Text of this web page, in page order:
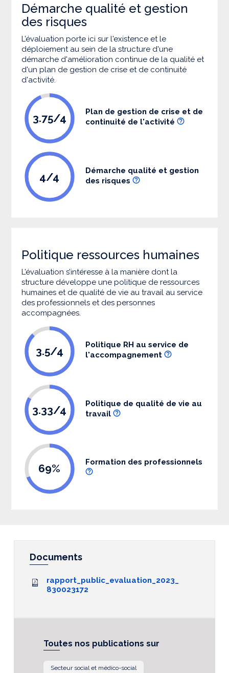
Démarche qualité et gestion
des risques
L’évaluation porte ici sur l'existence et le
déploiement au sein de la structure d'une
démarche d'amélioration continue de la qualité et
d'un plan de gestion de crise et de continuité
d'activité.
3.75/4
Plan de gestion de crise et de
continuité de l'activité
4/4
Démarche qualité et gestion
des risques
Politique ressources humaines
L’évaluation s’intéresse à la manière dont la
structure développe une politique de ressources
humaines et de qualité de vie au travail au service
des professionnels et des personnes
accompagnées.
3.5/4
Politique RH au service de
l'accompagnement
3.33/4
Politique de qualité de vie au
travail
69% Formation des professionnels
Documents
rapport_public_evaluation_2023_
830023172
Toutes nos publications sur
Secteur social et médico-social